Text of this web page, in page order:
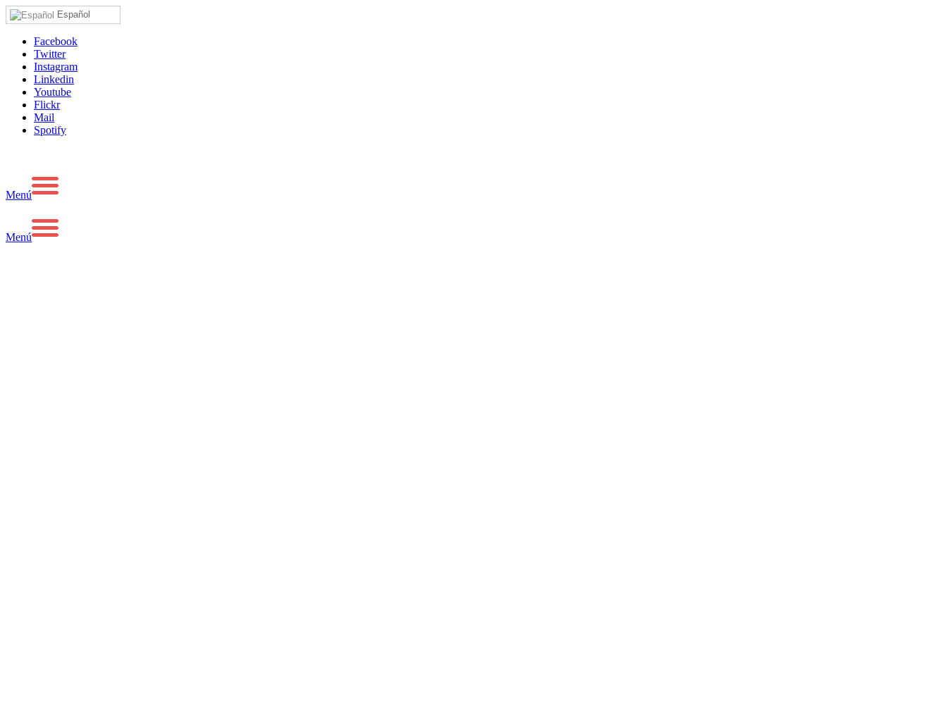
Español
Facebook
Twitter
Instagram
Linkedin
Youtube
Flickr
Mail
Spotify
Menú
Menú